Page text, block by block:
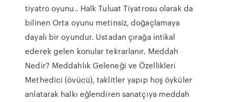
tiyatro oyunu.. Halk Tuluat Tiyatrosu olarak da
bilinen Orta oyunu metinsiz, doğaçlamaya
dayalı bir oyundur. Ustadan çırağa intikal
ederek gelen konular tekrarlanır. Meddah
Nedir? Meddahlık Geleneği ve Özellikleri
Methedici (övücü), taklitler yapıp hoş öyküler
anlatarak halkı eğlendiren sanatçıya meddah